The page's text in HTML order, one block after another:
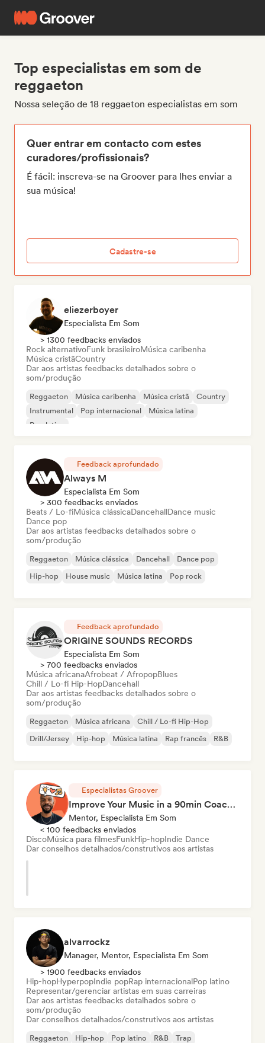
Top especialistas em som de
reggaeton
Nossa seleção de 18 reggaeton especialistas em som
Quer entrar em contacto com estes
curadores/profissionais?
É fácil: inscreva-se na Groover para lhes enviar a
sua música!
Cadastre-se
eliezerboyer
Especialista Em Som
> 1300 feedbacks enviados
Rock alternativoFunk brasileiroMúsica caribenha
Música cristãCountry
Dar aos artistas feedbacks detalhados sobre o
som/produção
Reggaeton Música caribenha Música cristã
Country
Instrumental
Pop internacional
Música latina
Pop latino
Feedback aprofundado
Always M
Especialista Em Som
> 300 feedbacks enviados
Beats / Lo-fiMúsica clássicaDancehallDance music
Dance pop
Dar aos artistas feedbacks detalhados sobre o
som/produção
Reggaeton Música clássica Dancehall
Dance pop
Hip-hop
House music Música latina Pop rock
Feedback aprofundado
ORIGINE SOUNDS RECORDS
Especialista Em Som
> 700 feedbacks enviados
Música africanaAfrobeat / AfropopBlues
Chill / Lo-fi Hip-HopDancehall
Dar aos artistas feedbacks detalhados sobre o
som/produção
Reggaeton Música africana
Chill / Lo-fi Hip-Hop
Drill/Jersey
Hip-hop Música latina Rap francês R&B
Especialistas Groover
Improve Your Music in a 90min Coaching Session
Mentor, Especialista Em Som
< 100 feedbacks enviados
DiscoMúsica para filmesFunkHip-hopIndie Dance
Dar conselhos detalhados/construtivos aos artistas
alvarrockz
Manager, Mentor, Especialista Em Som
> 1900 feedbacks enviados
Hip-hopHyperpopIndie popRap internacionalPop latino
Representar/gerenciar artistas em suas carreiras
Dar aos artistas feedbacks detalhados sobre o
som/produção
Dar conselhos detalhados/construtivos aos artistas
Reggaeton Hip-hop Pop latino R&B
Trap